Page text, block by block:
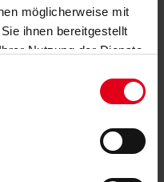
möglicherweise mit
ihnen bereitgestellt
Nutzung der Dienste